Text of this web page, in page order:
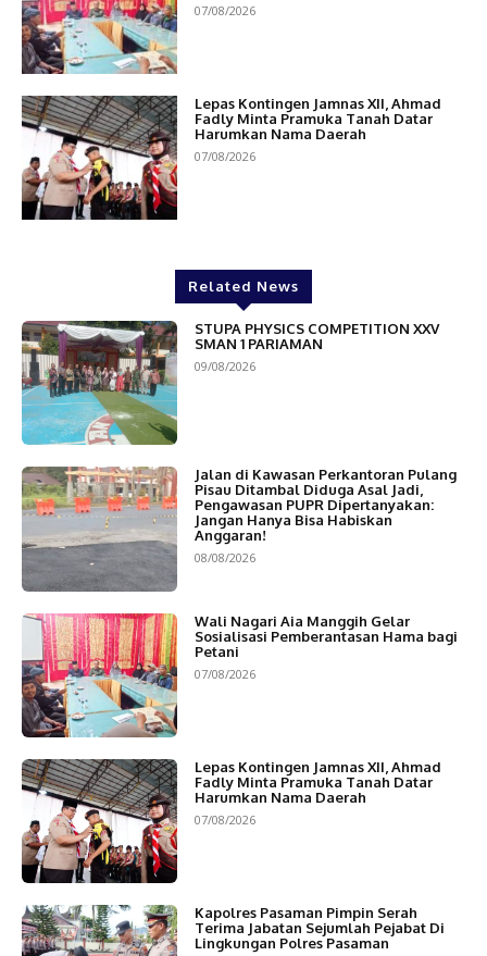
07/08/2026
Lepas Kontingen Jamnas XII, Ahmad
Fadly Minta Pramuka Tanah Datar
Harumkan Nama Daerah
07/08/2026
Related News
STUPA PHYSICS COMPETITION XXV
SMAN 1 PARIAMAN
09/08/2026
Jalan di Kawasan Perkantoran Pulang
Pisau Ditambal Diduga Asal Jadi,
Pengawasan PUPR Dipertanyakan:
Jangan Hanya Bisa Habiskan
Anggaran!
08/08/2026
Wali Nagari Aia Manggih Gelar
Sosialisasi Pemberantasan Hama bagi
Petani
07/08/2026
Lepas Kontingen Jamnas XII, Ahmad
Fadly Minta Pramuka Tanah Datar
Harumkan Nama Daerah
07/08/2026
Kapolres Pasaman Pimpin Serah
Terima Jabatan Sejumlah Pejabat Di
Lingkungan Polres Pasaman